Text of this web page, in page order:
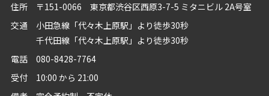
住所
〒151-0066 東京都渋谷区西原3-7-5 ミタニビル 2A号室
交通
小田急線「代々木上原駅」より徒歩30秒
千代田線「代々木上原駅」より徒歩30秒
電話
080-8428-7764
受付
10:00 から 21:00